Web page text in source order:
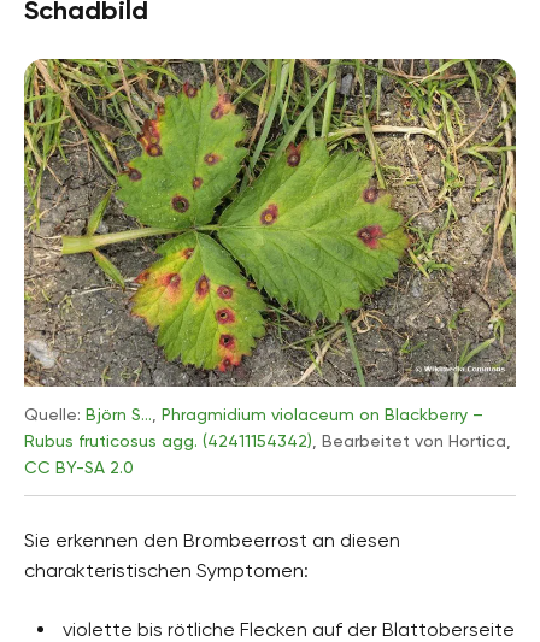
Schadbild
Quelle: Björn S… Phragmidium violaceum on Blackberry –
Rubus fruticosus agg. (42411154342) , Bearbeitet von Hortica,
CC BY-SA 2.0
Sie erkennen den Brombeerrost an diesen
charakteristischen Symptomen:
violette bis rötliche Flecken auf der Blattoberseite